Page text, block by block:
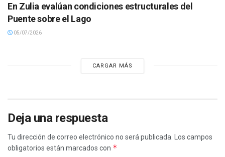
En Zulia evalúan condiciones estructurales del
Puente sobre el Lago
05/07/2026
CARGAR MÁS
Deja una respuesta
Tu dirección de correo electrónico no será publicada.
Los campos
obligatorios están marcados con *